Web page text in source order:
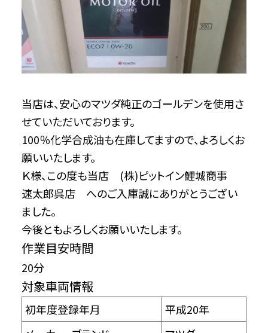
当店は、安心のマツダ純正のゴールデンを使用さ
せていただいております。
100％化学合成油も在庫してますので、よろしくお
願いいたします。
Ｋ様、この度も当店 (株)ピットイン鯉城商事
速太郎呉店 へのご入庫誠にありがとうござい
ました。
今後ともよろしくお願いいたします。
作業目安時間
20分
対象車両情報
初年度登録年月
平成20年